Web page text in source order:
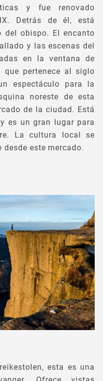
y fue renovado
Detrás de él, está
del obispo. El encanto
y las escenas del
en la ventana de
que pertenece al siglo
espectáculo para la
noreste de esta
de la ciudad. Está
es un gran lugar para
La cultura local se
este mercado.
esta es una